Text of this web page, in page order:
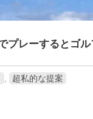
レーするとゴル
超私的な提案